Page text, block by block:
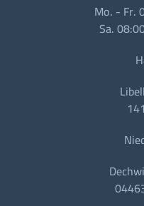
Mo. - Fr.
Sa.